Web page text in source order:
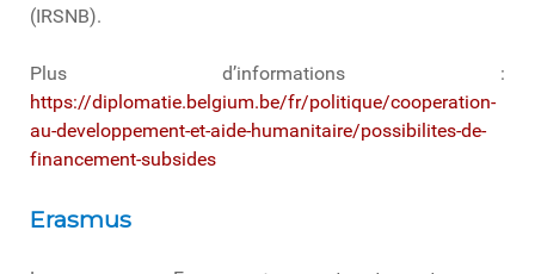
(IRSNB).
Plus d’informations :
https://diplomatie.belgium.be/fr/politique/cooperation-
au-developpement-et-aide-humanitaire/possibilites-de-
financement-subsides
Erasmus